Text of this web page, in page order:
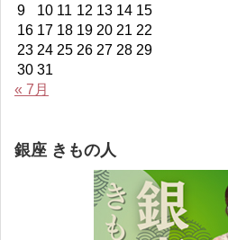
示
9
10 11 12 13 14 15
16 17 18 19 20 21 22
23 24 25 26 27 28 29
30 31
« 7月
銀座 きもの人